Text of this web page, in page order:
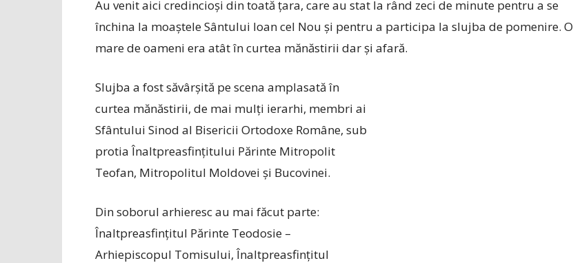
Au venit aici credincioși din toată țara, care au stat la rând zeci de minute pentru a se
închina la moaștele Sântului Ioan cel Nou și pentru a participa la slujba de pomenire. O
mare de oameni era atât în curtea mănăstirii dar și afară.
Slujba a fost săvârșită pe scena amplasată în
curtea mănăstirii, de mai mulți ierarhi, membri ai
Sfântului Sinod al Bisericii Ortodoxe Române, sub
protia Înaltpreasfințitului Părinte Mitropolit
Teofan, Mitropolitul Moldovei și Bucovinei.
Din soborul arhieresc au mai făcut parte:
Înaltpreasfințitul Părinte Teodosie –
Arhiepiscopul Tomisului, Înaltpreasfințitul